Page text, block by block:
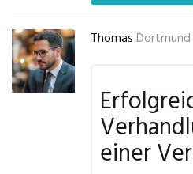
Thomas Dortmund
einer